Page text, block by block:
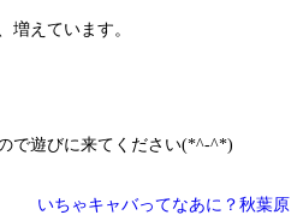
増えています。
で遊びに来てください(*^-^*)
いちゃキャバってなあに？秋葉原